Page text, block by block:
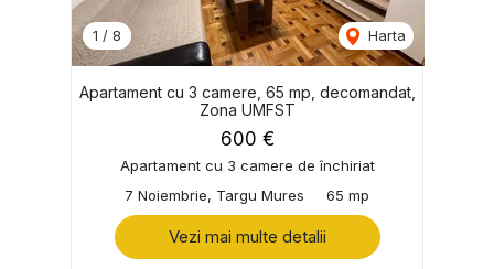
1 / 8 Harta
Apartament cu 3 camere, 65 mp, decomandat,
Zona UMFST
600 €
Apartament cu 3 camere de închiriat
7 Noiembrie, Targu Mures
65 mp
Vezi mai multe detalii